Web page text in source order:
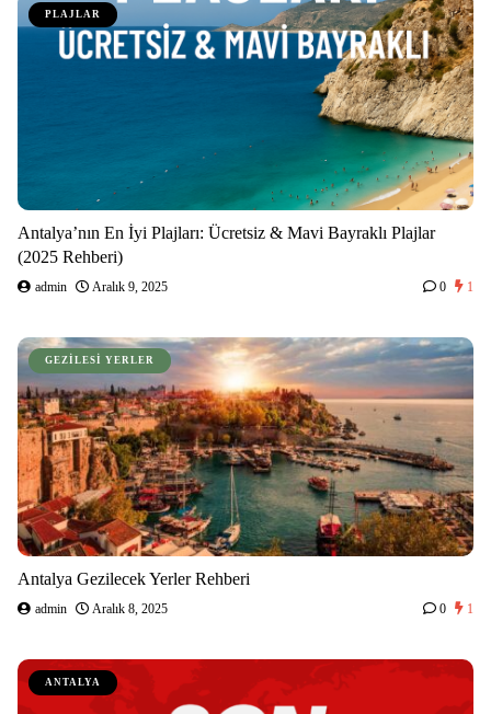
PLAJLAR
Antalya’nın En İyi Plajları: Ücretsiz & Mavi Bayraklı Plajlar
(2025 Rehberi)
admin Aralık 9, 2025 0 1
GEZILESI YERLER
Antalya Gezilecek Yerler Rehberi
admin Aralık 8, 2025 0 1
ANTALYA